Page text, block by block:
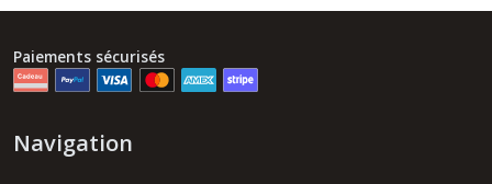
Paiements sécurisés
Navigation